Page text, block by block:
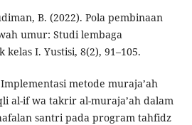
B. (2022). Pola pembinaan
umur: Studi lembaga
I. Yustisi, 8(2), 91–105.
metode muraja’ah
al-if wa takrir al-muraja’ah dalam
santri pada program tahfidz